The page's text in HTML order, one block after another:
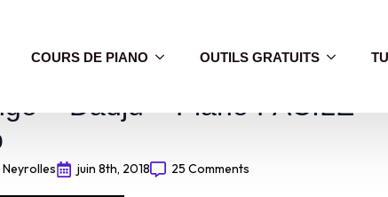
COURS DE PIANO OUTILS GRATUITS
– Dadju – Piano FACILE
Neyrolles juin 8th, 2018 25 Comments